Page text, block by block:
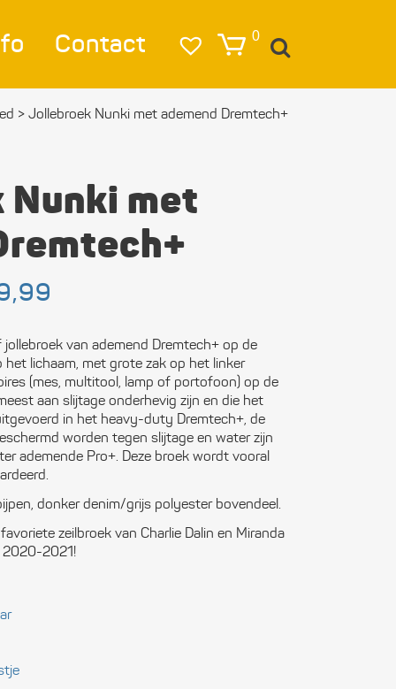
0
& Ankeren
en
boten
Contact
> Jolle­broek Nunki met ademend Dremtech+
met
€ 179,99
van ademend Dremtech+ op de
lichaam, met grote zak op het linker
(mes, multitool, lamp of portofoon) op de
aan slijtage onderhevig zijn en die het
in het heavy-duty Dremtech+, de
worden tegen slijtage en water zijn
ademende Pro+. Deze broek wordt vooral
donker denim/grijs polyester bovendeel.
zeilbroek van Charlie Dalin en Miranda
2020-2021!